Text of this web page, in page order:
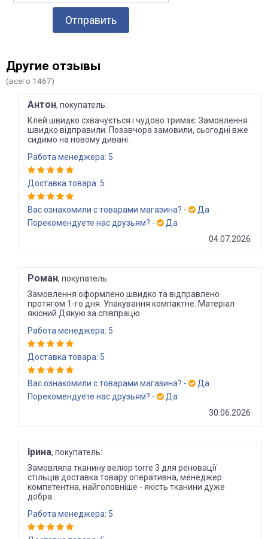
Отправить
Другие отзывы
(всего 1467)
Антон, покупатель:
Клей швидко схвачується і чудово тримає. Замовлення
швидко відправили. Позавчора замовили, сьогодні вже
сидимо на новому дивані.
Работа менеджера: 5
Доставка товара: 5
Вас ознакомили с товарами магазина? -
Да
Порекомендуете нас друзьям? -
Да
04.07.2026
Роман, покупатель:
Замовлення оформлено швидко та відправлено
протягом 1-го дня. Упакування компактне. Матеріал
якісний.Дякую за співпрацю.
Работа менеджера: 5
Доставка товара: 5
Вас ознакомили с товарами магазина? -
Да
Порекомендуете нас друзьям? -
Да
30.06.2026
Ірина, покупатель:
Замовляла тканину велюр torre 3 для реновації
стільців.доставка товару оперативна, менеджер
компетентна, найголовніше - якість тканини дуже
добра .
Работа менеджера: 5